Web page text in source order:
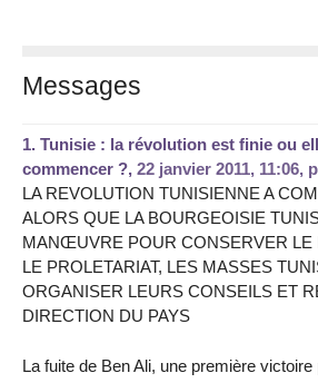
Messages
1. Tunisie : la révolution est finie ou
commencer ?, 22 janvier 2011, 11:06,
LA REVOLUTION TUNISIENNE A
ALORS QUE LA BOURGEOISIE
MANŒUVRE POUR CONSERVER LE
LE PROLETARIAT, LES MASSES
ORGANISER LEURS CONSEILS ET
DIRECTION DU PAYS
La fuite de Ben Ali, une première